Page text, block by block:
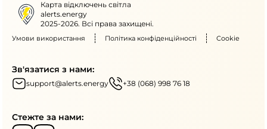
Карта відключень світла
alerts.energy
2025-2026. Всі права захищені.
Умови використання Політика конфіденційності Cookie
Зв'язатися з нами:
support@alerts.energy +38 (068) 998 76 18
Стежте за нами: